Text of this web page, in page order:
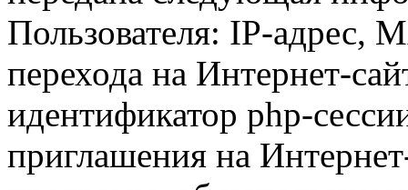
Пользователя: IP-адрес,
перехода на Интернет-
идентификатор php-
приглашения на